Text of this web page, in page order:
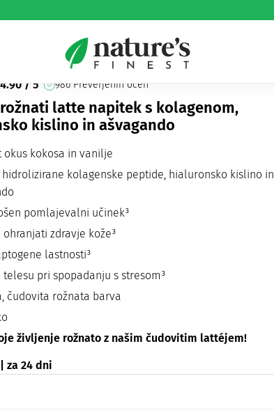
paket
LATTE Kolagen paket
4.90 / 5 986 Preverjenih ocen
latte napitek s kolagenom,
kislino in ašvagando
okus kokosa in vanilje
hidrolizirane kolagenske peptide, hialuronsko kislino in
pomlajevalni učinek³
ohranjati zdravje kože³
lastnosti³
telesu pri spopadanju s stresom³
čudovita rožnata barva
življenje rožnato z našim čudovitim lattéjem!
za 24 dni